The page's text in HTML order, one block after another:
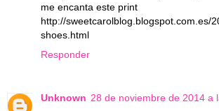
me encanta este print
http://sweetcarolblog.blogspot.com.es/
shoes.html
Responder
Unknown 28 de noviembre de 2014 a